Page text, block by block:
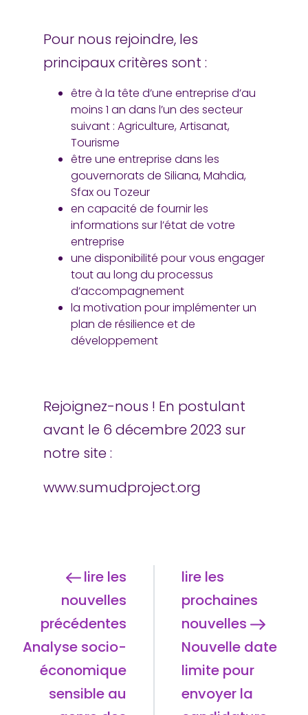
Pour nous rejoindre, les
principaux critères sont :
être à la tête d’une entreprise d’au
moins 1 an dans l’un des secteur
suivant : Agriculture, Artisanat,
Tourisme
être une entreprise dans les
gouvernorats de Siliana, Mahdia,
Sfax ou Tozeur
en capacité de fournir les
informations sur l’état de votre
entreprise
une disponibilité pour vous engager
tout au long du processus
d’accompagnement
la motivation pour implémenter un
plan de résilience et de
développement
Rejoignez-nous ! En postulant
avant le 6 décembre 2023 sur
notre site :
www.sumudproject.org
lire les
nouvelles
précédentes
Analyse socio-
économique
sensible au
lire les
prochaines
nouvelles
Nouvelle date
limite pour
envoyer la